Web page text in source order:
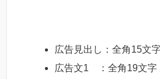
広告見出し：全角15文
広告文1 ：全角19文字